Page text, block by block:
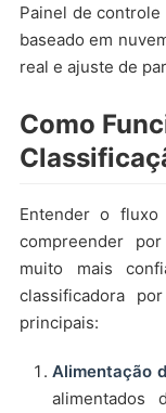
Painel de
baseado em
real e ajuste de
Como
Entender o
compreender
muito mais
classificadora
principais:
Alimentação
alimentados